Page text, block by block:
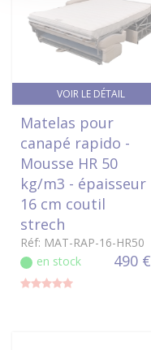
VOIR LE DÉTAIL
Matelas pour
canapé rapido -
Mousse HR 50
kg/m3 - épaisseur
16 cm coutil
strech
Réf: MAT-RAP-16-HR50
en stock
490 €